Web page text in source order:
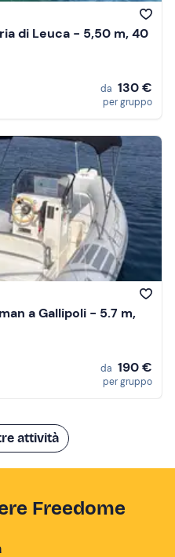
di Leuca - 5,50 m, 40
da 130 €
per gruppo
a Gallipoli - 5.7 m,
da 190 €
per gruppo
attività
Freedome